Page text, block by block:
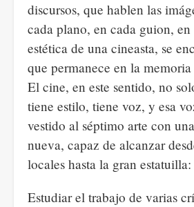
discursos, que hablen las
cada plano, en cada guion,
estética de una cineasta, se
que permanece en la
El cine, en este sentido, no
tiene estilo, tiene voz, y esa
vestido al séptimo arte con
nueva, capaz de alcanzar
locales hasta la gran
Estudiar el trabajo de varias